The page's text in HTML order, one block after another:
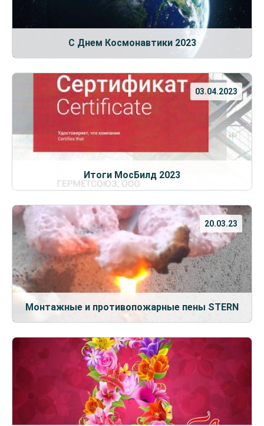
С Днем Космонавтики 2023
03.04.2023
Итоги МосБилд 2023
20.03.23
Монтажные и противопожарные пены STERN